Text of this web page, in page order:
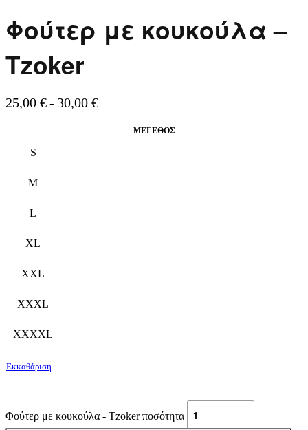
Φούτερ με κουκούλα –
Tzoker
25,00 € 30,00 €
ΜΈΓΕΘΟΣ
S
M
L
XL
XXL
XXXL
XXXXL
Εκκαθάριση
Φούτερ με κουκούλα - Tzoker ποσότητα